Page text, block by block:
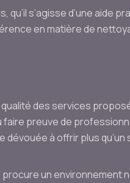
s’agisse d’une aide
en matière de
des services
faire preuve de
à offrir plus
un